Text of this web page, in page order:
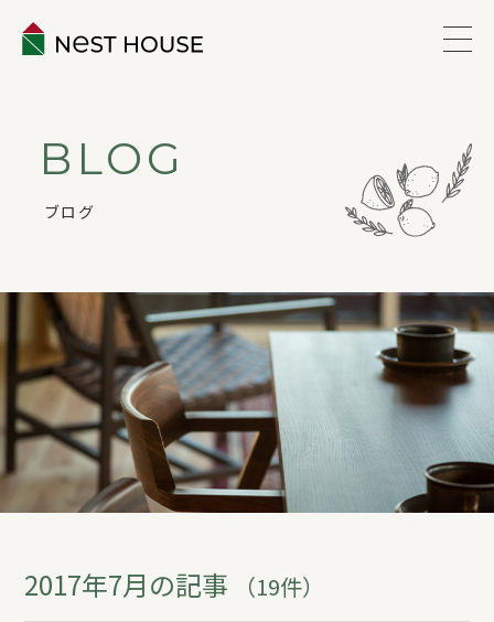
ABOUT
LINEUP
VOICE
ESTATE
REFORM
BLOG
BLOG
ブログ
2017年7月の記事 （19件）